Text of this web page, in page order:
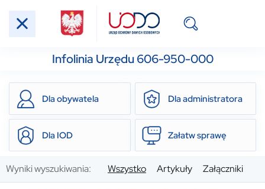
Infolinia Urzędu 606-950-000
Dla obywatela Dla administratora
Dla IOD Załatw sprawę
Wyniki wyszukiwania: Wszystko Artykuły Załączniki